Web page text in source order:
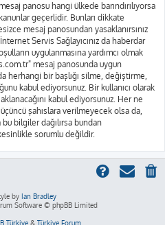
panosu hangi ülkede barındırılıyorsa
geçerlidir. Bunları dikkate
mesaj panosundan yasaklanırsınız
Servis Sağlayıcınız da haberdar
uygulanmasına yardımcı olmak
mesaj panosunda uygun
herhangi bir başlığı silme, değiştirme,
kabul ediyorsunuz. Bir kullanıcı olarak
kabul ediyorsunuz. Her ne
şahıslara verilmeyecek olsa da,
bilgiler dağılırsa bundan
sorumlu değildir.
by Ian Bradley
Software © phpBB Limited
Türkiye& Türkiye Forum